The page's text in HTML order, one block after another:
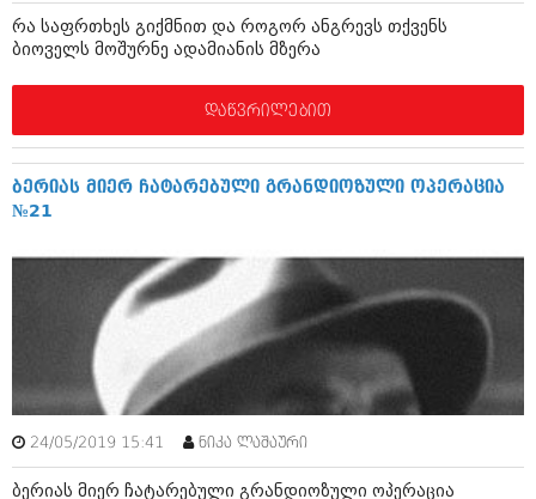
ავტორჩევები
გვარები
თემიდას სასწორი
კალეიდოსკოპი
ჰოროსკოპი და შეუცნობელი
კრიმინალი
სახალისო ამბები
გვარები
კალეიდოსკოპი
კრიმინალი
რომანი და დეტექტივი
სახალისო ამბები
შოუბიზნესი
დაიჯესტი
ქალი და მამაკაცი
რა საფრთხეს გიქმნით და როგორ ანგრევს თქვენს
ბიოველს მოშურნე ადამიანის მზერა
დაწვრილებით
ბერიას მიერ ჩატარებული გრანდიოზული ოპერაცია
№21
24/05/2019 15:41 ნიკა ლაშაური
ბერიას მიერ ჩატარებული გრანდიოზული ოპერაცია